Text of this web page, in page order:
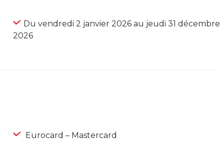
Du vendredi 2 janvier 2026 au jeudi 31 décembre
2026
Eurocard – Mastercard